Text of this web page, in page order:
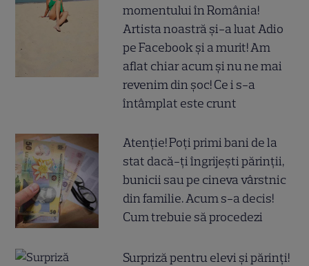
momentului în România!
Artista noastră și-a luat Adio
pe Facebook și a murit! Am
aflat chiar acum și nu ne mai
revenim din șoc! Ce i s-a
întâmplat este crunt
Atenție! Poți primi bani de la
stat dacă-ți îngrijești părinții,
bunicii sau pe cineva vârstnic
din familie. Acum s-a decis!
Cum trebuie să procedezi
Surpriză pentru elevi și părinți!